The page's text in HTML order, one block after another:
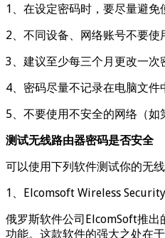
1、在设定密码时，要尽量避免
2、不同设备、网络账号不要使
3、建议至少每三个月更改一次
4、密码尽量不记录在电脑文件
5、不要使用不安全的网络（如
测试无线路由器密码是否安全
可以使用下列软件测试你的无
1、Elcomsoft Wireless
俄罗斯软件公司ElcomSoft推
功能。这款软件的强大之处在